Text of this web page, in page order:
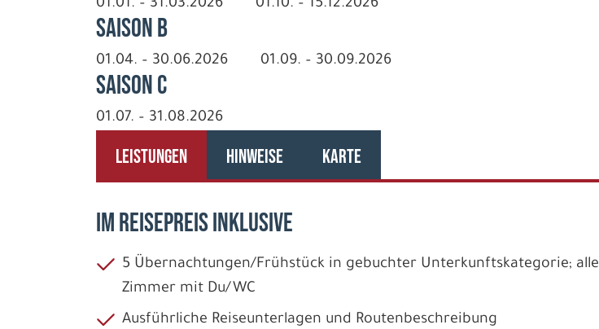
01.01. – 31.03.2026 01.10. – 15.12.2026
Saison B
01.04. – 30.06.2026 01.09. – 30.09.2026
Saison C
01.07. – 31.08.2026
LEISTUNGEN HINWEISE KARTE
IM REISEPREIS INKLUSIVE
5 Übernachtungen/Frühstück in gebuchter Unterkunftskategorie; alle
Zimmer mit Du/WC
Ausführliche Reiseunterlagen und Routenbeschreibung